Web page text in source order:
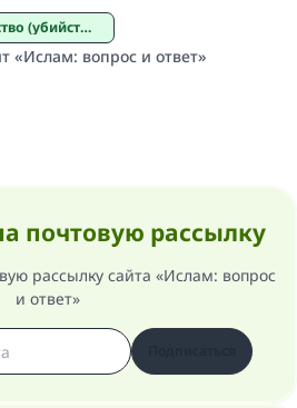
по ошибке)
«Ислам: вопрос и ответ»
почтовую рассылку
рассылку сайта «Ислам: вопрос
и ответ»
сейчас!